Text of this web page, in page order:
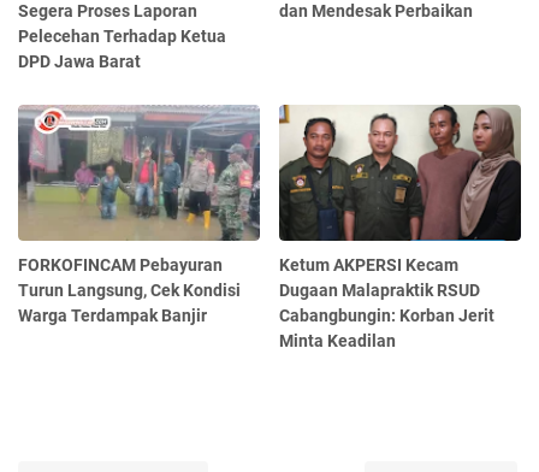
Segera Proses Laporan
Pelecehan Terhadap Ketua
DPD Jawa Barat
dan Mendesak Perbaikan
FORKOFINCAM Pebayuran
Turun Langsung, Cek Kondisi
Warga Terdampak Banjir
Ketum AKPERSI Kecam
Dugaan Malapraktik RSUD
Cabangbungin: Korban Jerit
Minta Keadilan